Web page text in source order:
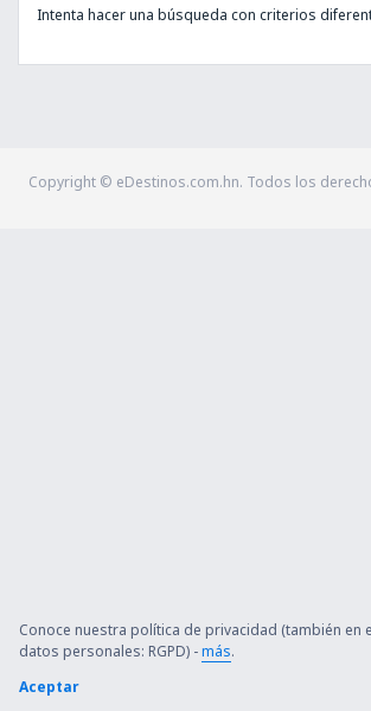
Intenta hacer una búsqueda con criterios
Copyright © eDestinos.com.hn. Todos los
Conoce nuestra política de privacidad (también en
datos personales: RGPD) -más.
Aceptar